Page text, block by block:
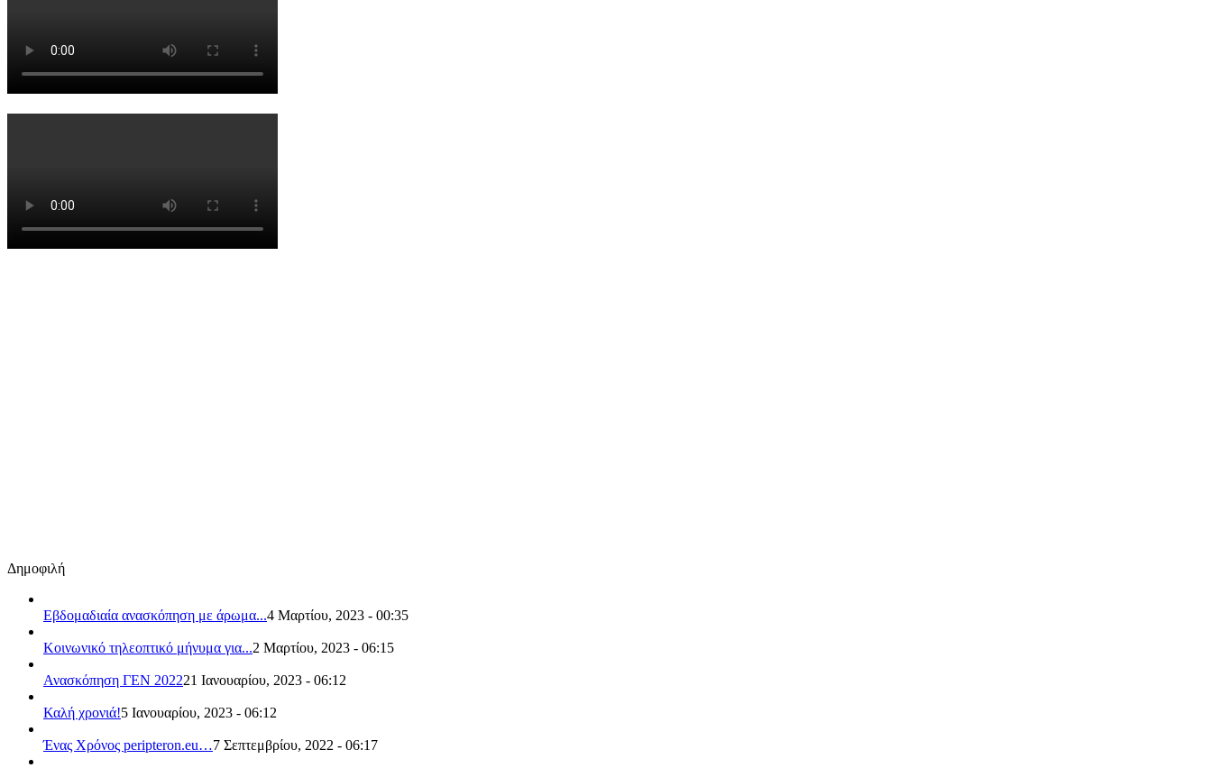
Δημοφιλή
Εβδομαδιαία ανασκόπηση με άρωμα...4 Μαρτίου, 2023 - 00:35
Κοινωνικό τηλεοπτικό μήνυμα για...2 Μαρτίου, 2023 - 06:15
Ανασκόπηση ΓΕΝ 202221 Ιανουαρίου, 2023 - 06:12
Καλή χρονιά!5 Ιανουαρίου, 2023 - 06:12
Ένας Χρόνος peripteron.eu…7 Σεπτεμβρίου, 2022 - 06:17